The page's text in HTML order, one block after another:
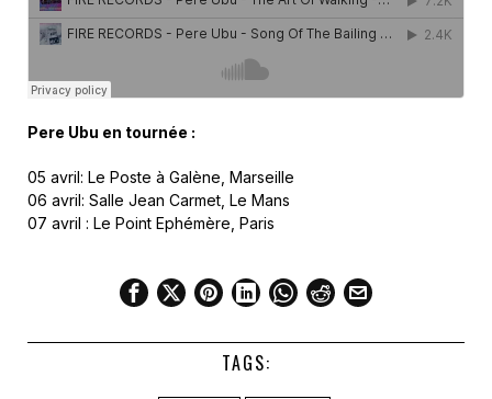
Pere Ubu en tournée :
05 avril: Le Poste à Galène, Marseille
06 avril: Salle Jean Carmet, Le Mans
07 avril : Le Point Ephémère, Paris
TAGS: